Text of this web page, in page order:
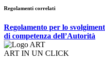
Regolamenti correlati
Regolamento per lo
di competenza dell’Autorità
ART IN UN CLICK